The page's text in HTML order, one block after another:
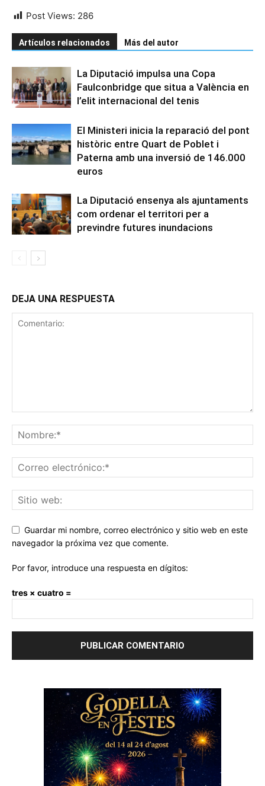
Post Views: 286
Artículos relacionados Más del autor
La Diputació impulsa una Copa
Faulconbridge que situa a València en
l’elit internacional del tenis
El Ministeri inicia la reparació del pont
històric entre Quart de Poblet i
Paterna amb una inversió de 146.000
euros
La Diputació ensenya als ajuntaments
com ordenar el territori per a
previndre futures inundacions
DEJA UNA RESPUESTA
Guardar mi nombre, correo electrónico y sitio web en este
navegador la próxima vez que comente.
Por favor, introduce una respuesta en dígitos:
tres × cuatro =